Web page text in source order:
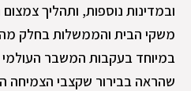
ובמדינות נוספות, ותהליך
משקי הבית והממשלות בחלק
שהראה בבירור שקצבי הצמיחה